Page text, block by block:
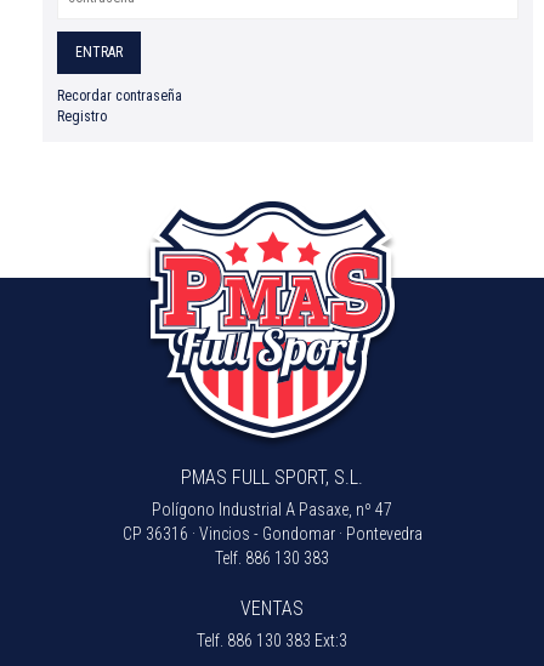
Recordar contraseña
Registro
PMAS FULL SPORT, S.L.
Polígono Industrial A Pasaxe, nº 47
CP 36316 · Vincios - Gondomar · Pontevedra
Telf. 886 130 383
VENTAS
Telf. 886 130 383 Ext:3